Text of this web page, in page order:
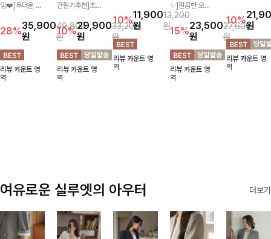
임❤️]무더운 여
낭만같은 티셔츠
소재감에서 주는
포인트와 금장으
로 고급스러움도
놓치지 말아요♥
28%35,900
원
49,800
원
리뷰 카운트 영
역
간절기추천]조
색으로 감각적이
면서 단독부터
세트까지 활용도
높게 즐기는 셔
츠+나시 SET!
캐주얼한 감성으
10%29,900
원
33,200
원
리뷰 카운트 영
역
소재로 밋밋함
없이 착용 가능
하며 심플하게
입어도 좋고 레
이어드해서 입어
도 좋은 데일리
10%11,900
원
13,200
원
리뷰 카운트 영
역
✨]깔끔한 오픈
카라넥과 조화로
운 배색이 들어
간 스트라이프
패턴으로 단정하
고 캐주얼한 무
드를 선사하는
반팔 티셔츠에
15%23,500
원
27,600
원
리뷰 카운트 영
역
럴한 플라워 프
린팅이 포인트가
되어 하나만으로
도 감성 있는 스
타일을 완성해드
리는 티셔츠-🌼
10%원
리뷰 카운트 영
역
여유로운 실루엣의 아우터 더보기